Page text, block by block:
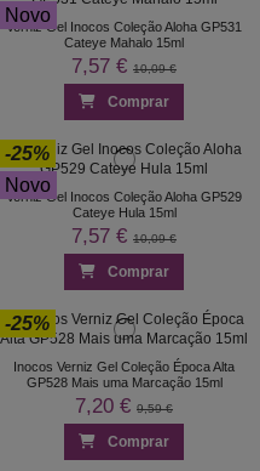
Novo
Verniz Gel Inocos Coleção Aloha GP531
Cateye Mahalo 15ml
7,57 € 10,09 €
Comprar
-25%
Novo
Verniz Gel Inocos Coleção Aloha GP529
Cateye Hula 15ml
7,57 € 10,09 €
Comprar
-25%
Inocos Verniz Gel Coleção Época Alta
GP528 Mais uma Marcação 15ml
7,20 € 9,59 €
Comprar